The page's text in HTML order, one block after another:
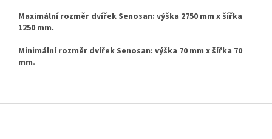
Maximální rozměr dvířek Senosan: výška 2750 mm x šířka
1250 mm.
Minimální rozměr dvířek Senosan: výška 70 mm x šířka 70
mm.